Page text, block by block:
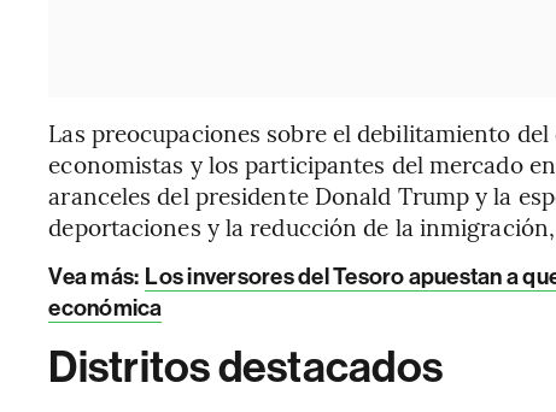
Las preocupaciones sobre el debilitamiento
economistas y los participantes del mercado
aranceles del presidente Donald Trump y la
deportaciones y la reducción de la
Vea más: Los inversores del Tesoro apuestan a
económica
Distritos destacados